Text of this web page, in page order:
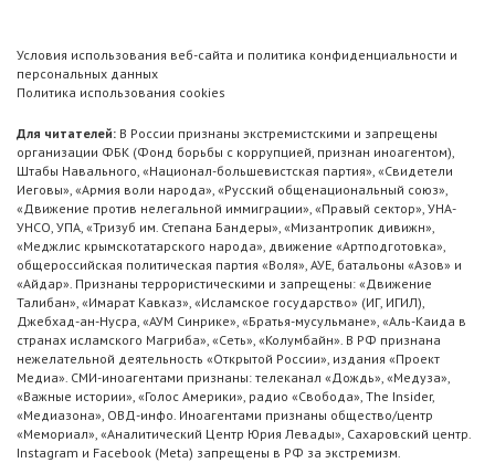
Условия использования веб-сайта и политика конфиденциальности и
персональных данных
Политика использования cookies
Для читателей: В России признаны экстремистскими и запрещены
организации ФБК (Фонд борьбы с коррупцией, признан иноагентом),
Штабы Навального, «Национал-большевистская партия», «Свидетели
Иеговы», «Армия воли народа», «Русский общенациональный союз»,
«Движение против нелегальной иммиграции», «Правый сектор», УНА-
УНСО, УПА, «Тризуб им. Степана Бандеры», «Мизантропик дивижн»,
«Меджлис крымскотатарского народа», движение «Артподготовка»,
общероссийская политическая партия «Воля», АУЕ, батальоны «Азов» и
«Айдар». Признаны террористическими и запрещены: «Движение
Талибан», «Имарат Кавказ», «Исламское государство» (ИГ, ИГИЛ),
Джебхад-ан-Нусра, «АУМ Синрике», «Братья-мусульмане», «Аль-Каида в
странах исламского Магриба», «Сеть», «Колумбайн». В РФ признана
нежелательной деятельность «Открытой России», издания «Проект
Медиа». СМИ-иноагентами признаны: телеканал «Дождь», «Медуза»,
«Важные истории», «Голос Америки», радио «Свобода», The Insider,
«Медиазона», ОВД-инфо. Иноагентами признаны общество/центр
«Мемориал», «Аналитический Центр Юрия Левады», Сахаровский центр.
Instagram и Facebook (Metа) запрещены в РФ за экстремизм.